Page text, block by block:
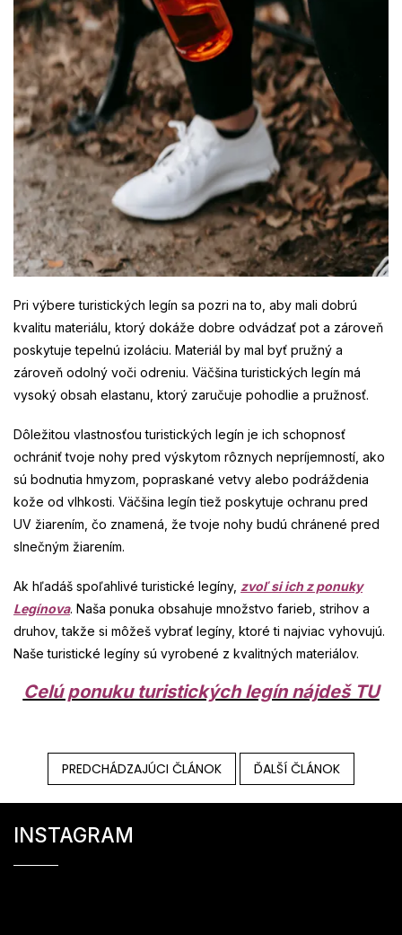
Pri výbere turistických legín sa pozri na to, aby mali dobrú
kvalitu materiálu, ktorý dokáže dobre odvádzať pot a zároveň
poskytuje tepelnú izoláciu. Materiál by mal byť pružný a
zároveň odolný voči odreniu. Väčšina turistických legín má
vysoký obsah elastanu, ktorý zaručuje pohodlie a pružnosť.
Dôležitou vlastnosťou turistických legín je ich schopnosť
ochrániť tvoje nohy pred výskytom rôznych nepríjemností, ako
sú bodnutia hmyzom, popraskané vetvy alebo podráždenia
kože od vlhkosti. Väčšina legín tiež poskytuje ochranu pred
UV žiarením, čo znamená, že tvoje nohy budú chránené pred
slnečným žiarením.
Ak hľadáš spoľahlivé turistické legíny, zvoľ si ich z ponuky
Legínova. Naša ponuka obsahuje množstvo farieb, strihov a
druhov, takže si môžeš vybrať legíny, ktoré ti najviac vyhovujú.
Naše turistické legíny sú vyrobené z kvalitných materiálov.
Celú ponuku turistických legín nájdeš TU
PREDCHÁDZAJÚCI ČLÁNOK ĎALŠÍ ČLÁNOK
INSTAGRAM